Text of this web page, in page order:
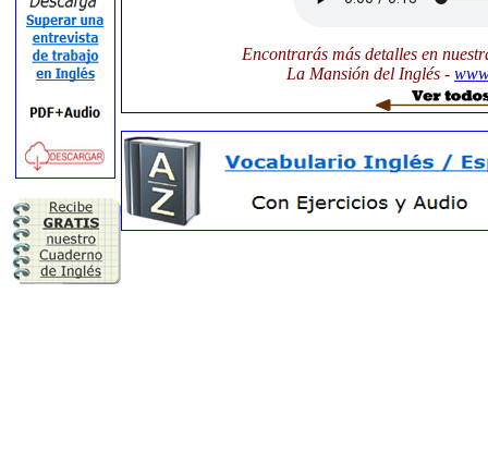
Encontrarás más detalles en
La Mansión del Inglés -